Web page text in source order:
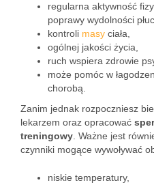
regularna aktywność
poprawy wydolności płuc,
kontroli masy ciała,
ogólnej jakości życia,
ruch wspiera zdrowie
może pomóc w
chorobą.
Zanim jednak rozpoczniesz
lekarzem oraz opracować
treningowy . Ważne jest
czynniki mogące wywoływać
niskie temperatury,